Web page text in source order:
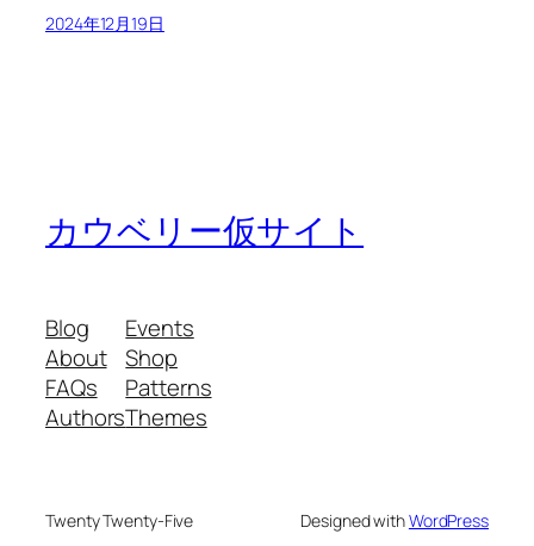
2024年12月19日
カウベリー仮サイト
Blog
About
FAQs
Authors
Events
Shop
Patterns
Themes
Twenty Twenty-Five Designed withWordPress